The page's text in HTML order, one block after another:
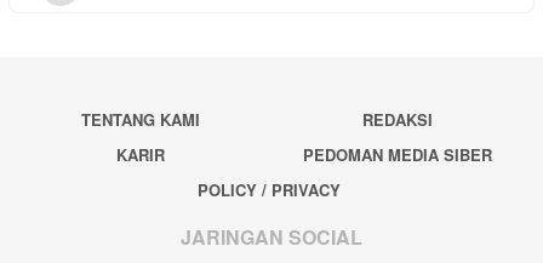
TENTANG KAMI
REDAKSI
KARIR
PEDOMAN MEDIA SIBER
POLICY / PRIVACY
JARINGAN SOCIAL